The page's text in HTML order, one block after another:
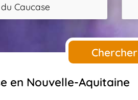
Caucase
Chercher
en Nouvelle-Aquitaine